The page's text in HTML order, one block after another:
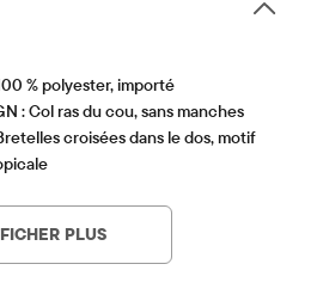
% polyester, importé
: Col ras du cou, sans manches
croisées dans le dos, motif
vêtement est ignifuge.
100
TEX® : 22.HCN.44099
independently tested for harmful
to the strict global criteria of
PLUS